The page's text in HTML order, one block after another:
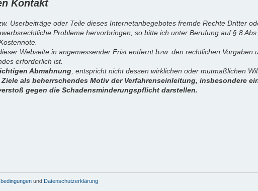
Kontakt
Userbeiträge oder Teile dieses Internetanbegebotes fremde Rechte Dritter
Probleme hervorbringen, so bitte ich unter Berufung auf § 8
Webseite in angemessender Frist entfernt bzw. den rechtlichen Vorgaben
erforderlich ist.
Abmahnung , entspricht nicht dessen wirklichen oder mutmaßlichen
als beherrschendes Motiv der Verfahrenseinleitung, insbesondere
gegen die Schadensminderungspflicht darstellen.
und Datenschutzerklärung